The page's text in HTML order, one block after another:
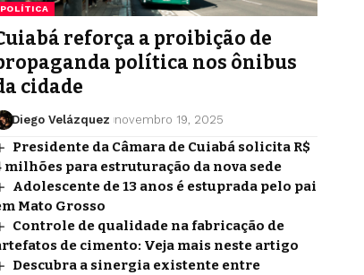
POLÍTICA
reforça a proibição de
política nos ônibus
cidade
Diego Velázquez novembro 19, 2025
Presidente da Câmara de Cuiabá solicita R$
milhões para estruturação da nova sede
Adolescente de 13 anos é estuprada pelo pai
Mato Grosso
Controle de qualidade na fabricação de
de cimento: Veja mais neste artigo
Descubra a sinergia existente entre